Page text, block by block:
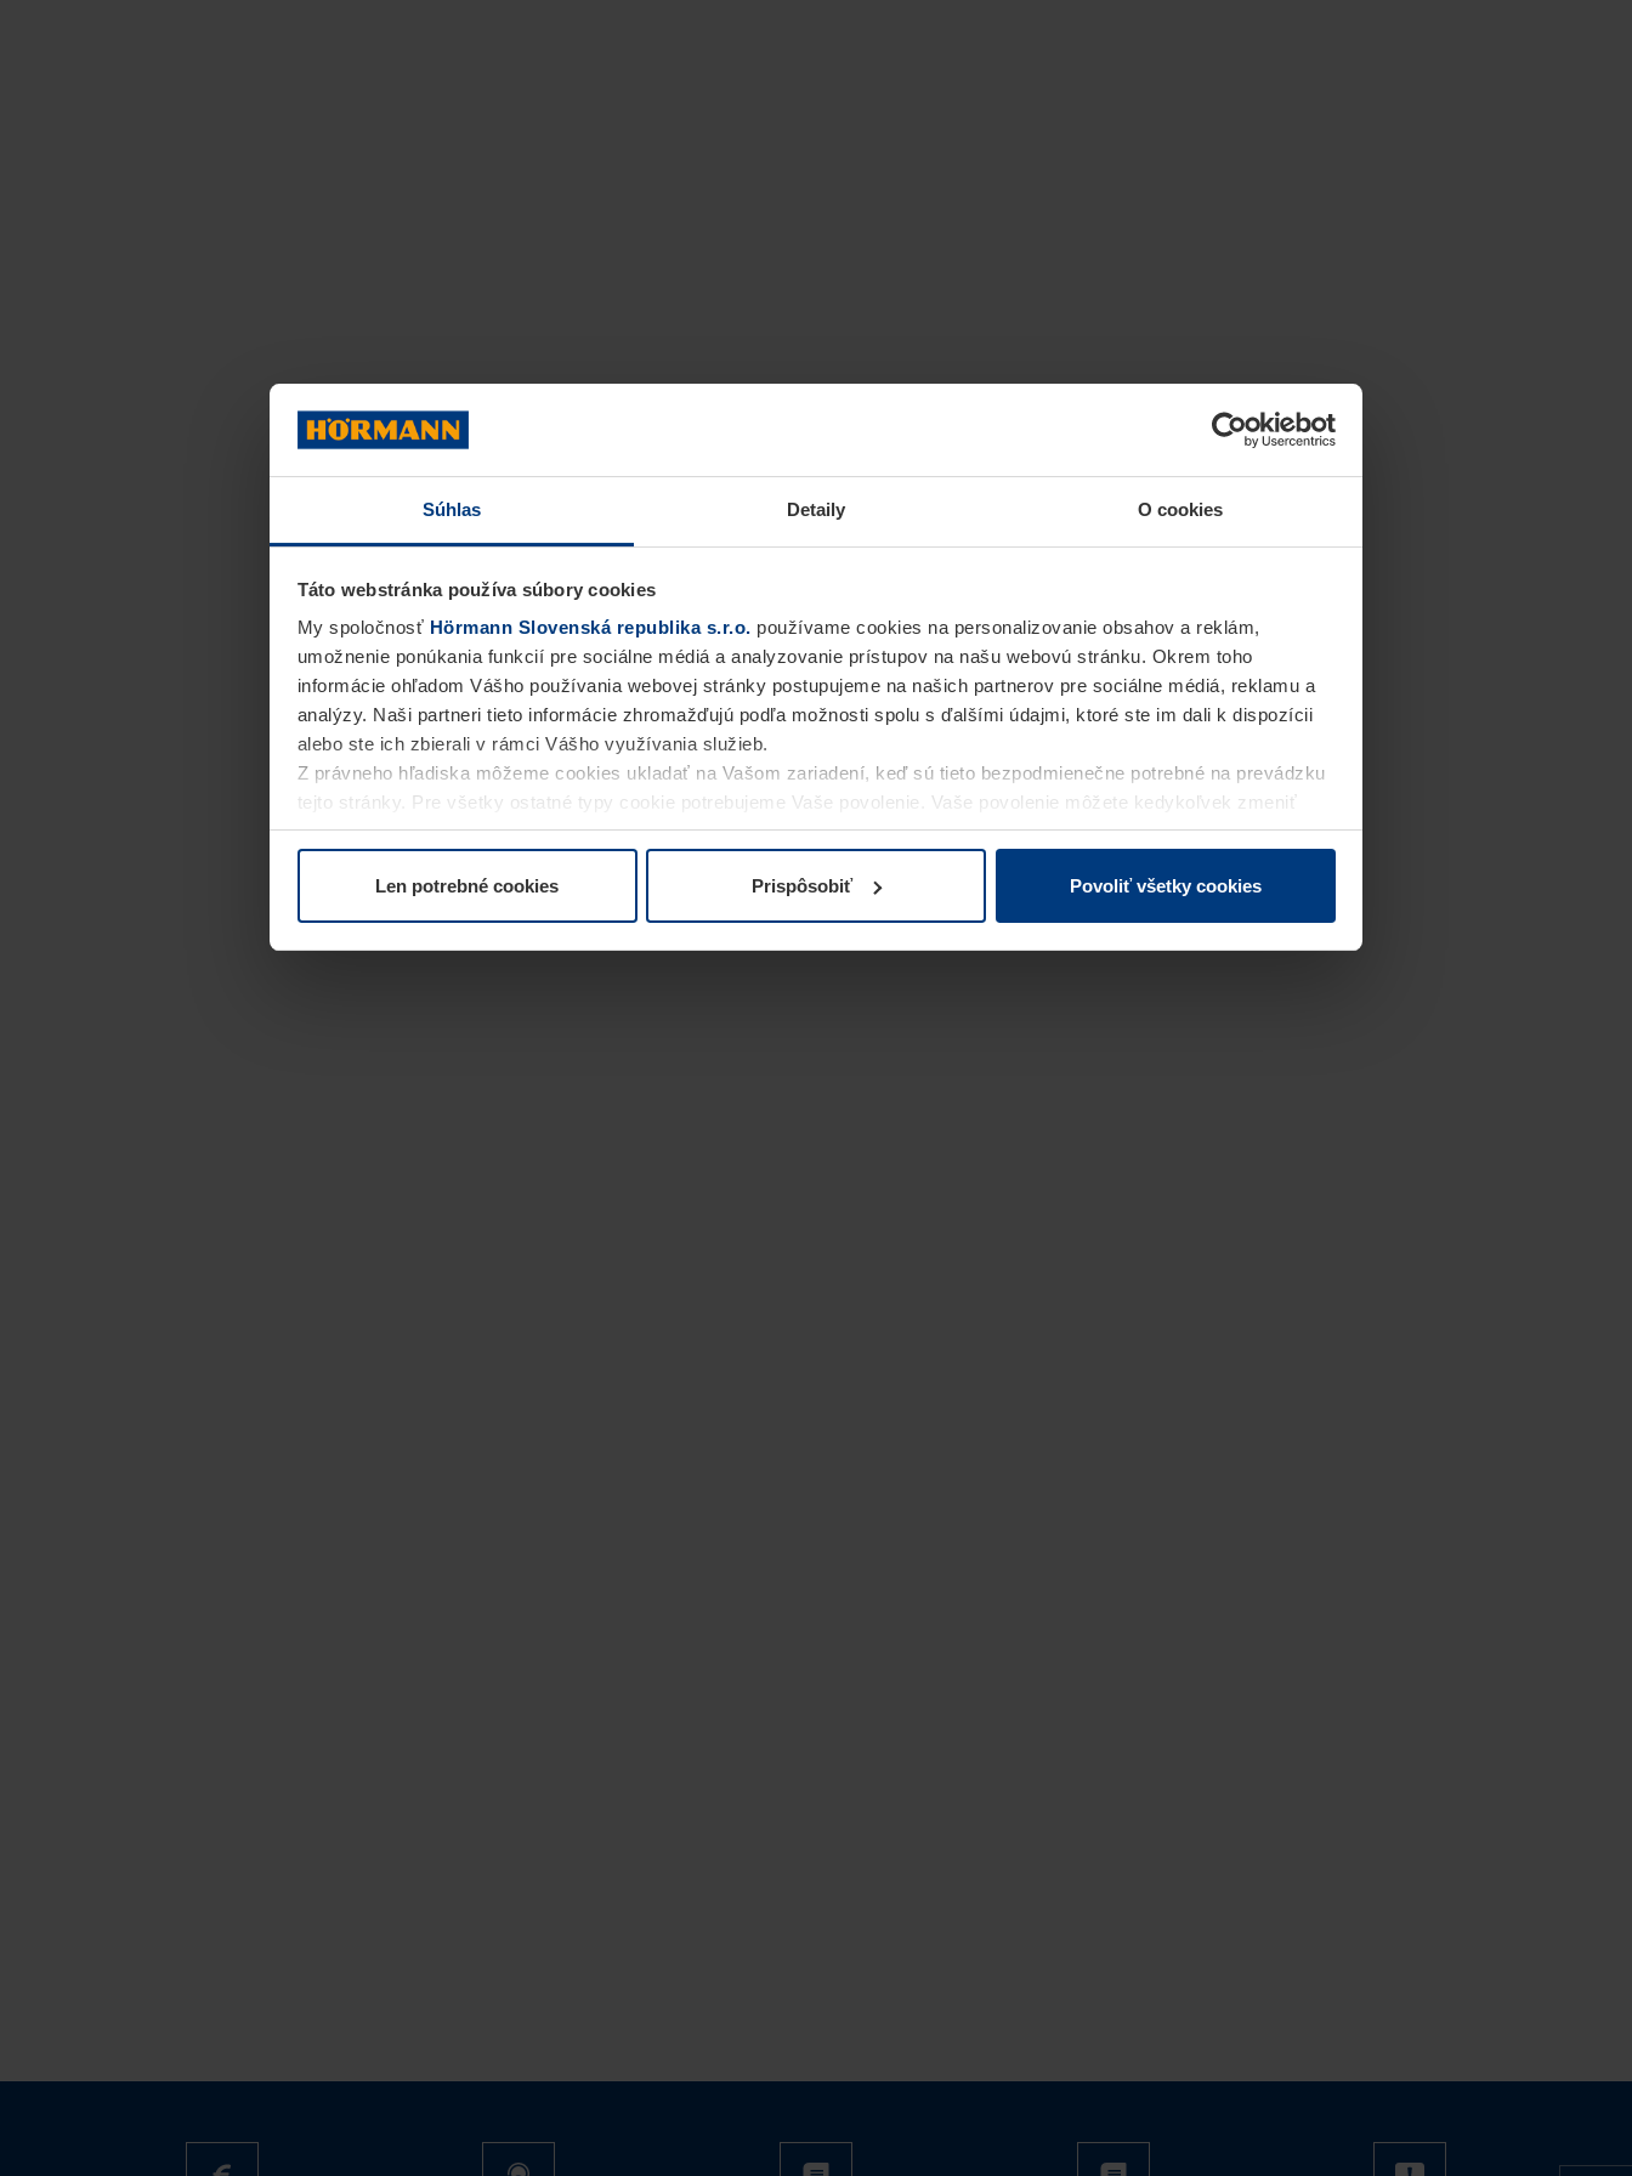
Súhlas Detaily O cookies
Táto webstránka používa súbory cookies
My spoločnosť Hörmann Slovenská republika s.r.o. používame cookies na personalizovanie obsahov a reklám,
umožnenie ponúkania funkcií pre sociálne médiá a analyzovanie prístupov na našu webovú stránku. Okrem toho
informácie ohľadom Vášho používania webovej stránky postupujeme na našich partnerov pre sociálne médiá, reklamu a
analýzy. Naši partneri tieto informácie zhromažďujú podľa možnosti spolu s ďalšími údajmi, ktoré ste im dali k dispozícii
alebo ste ich zbierali v rámci Vášho využívania služieb.
Z právneho hľadiska môžeme cookies ukladať na Vašom zariadení, keď sú tieto bezpodmienečne potrebné na prevádzku
tejto stránky. Pre všetky ostatné typy cookie potrebujeme Vaše povolenie. Vaše povolenie môžete kedykoľvek zmeniť
alebo odvolať vo vysvetlení cookie na stránkeVyhlásenie o ochrane osobných údajovnašej webovej stránky.
Len potrebné cookies Prispôsobiť Povoliť všetky cookies